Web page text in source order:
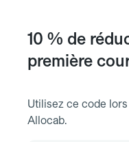
10 % de
première
Utilisez ce code
Allocab.
Aéroports